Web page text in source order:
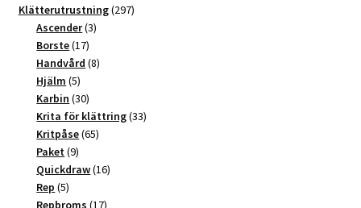
produkter
Klätterutrustning 297297
Ascender 33
Borste 1717
produkter
Handvård 88
Hjälm 55
produkter
Karbin 3030
produkter
Krita för klättring 3333
Kritpåse 6565
Paket 99
produkter
Quickdraw 1616
Rep 55
produkter
Repbroms 1717